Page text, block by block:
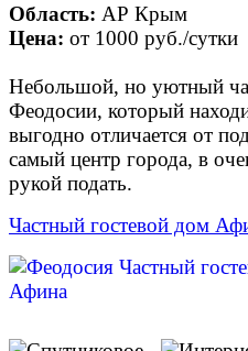
Область: АР Крым
Цена: от 1000 руб./сутки
Небольшой, но уютный
Феодосии, который
выгодно отличается от
самый центр города, в
рукой подать.
Частный гостевой дом